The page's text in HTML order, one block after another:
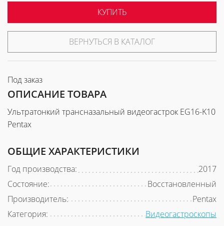
КУПИТЬ
ВЕРНУТЬСЯ В КАТАЛОГ
Под заказ
ОПИСАНИЕ ТОВАРА
Ультратонкий трансназальный видеогастрок EG16-K10
Pentax
ОБЩИЕ ХАРАКТЕРИСТИКИ
Год производства:
2017
Состояние:
Восстановленный
Производитель:
Pentax
Категория:
Видеогастроскопы